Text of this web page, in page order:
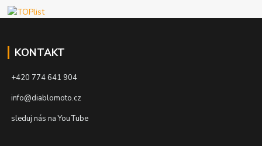
KONTAKT
+420 774 641 904
info@diablomoto.cz
sleduj nás na YouTube